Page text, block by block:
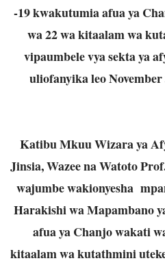
-19 kwakutumia afua ya
wa 22 wa kitaalam wa
vipaumbele vya sekta ya
uliofanyika leo
Katibu Mkuu Wizara ya
Jinsia, Wazee na Watoto
wajumbe wakionyesha
Harakishi wa Mapambano
afua ya Chanjo wakati
kitaalam wa kutathmini